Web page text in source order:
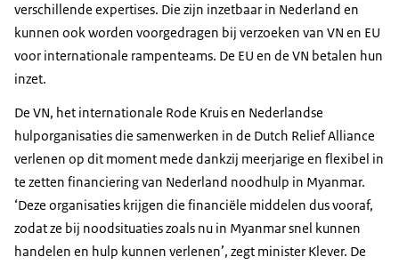
verschillende expertises. Die zijn inzetbaar in Nederland en
kunnen ook worden voorgedragen bij verzoeken van VN en EU
voor internationale rampenteams. De EU en de VN betalen hun
inzet.
De VN, het internationale Rode Kruis en Nederlandse
hulporganisaties die samenwerken in de Dutch Relief Alliance
verlenen op dit moment mede dankzij meerjarige en flexibel in
te zetten financiering van Nederland noodhulp in Myanmar.
‘Deze organisaties krijgen die financiële middelen dus vooraf,
zodat ze bij noodsituaties zoals nu in Myanmar snel kunnen
handelen en hulp kunnen verlenen’, zegt minister Klever. De